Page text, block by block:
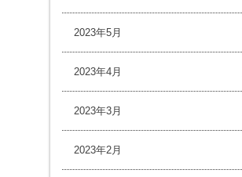
2023年5月
2023年4月
2023年3月
2023年2月